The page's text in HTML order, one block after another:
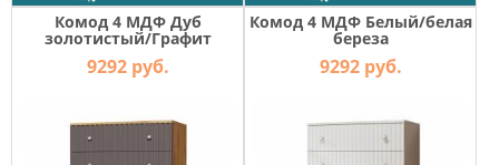
Комод 4 МДФ Дуб
золотистый/Графит
9292 руб.
Комод 4 МДФ Белый/белая
береза
9292 руб.